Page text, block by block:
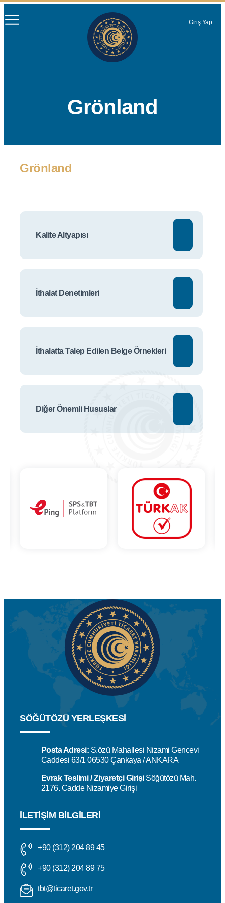
Giriş Yap
Grönland
Kalite Altyapısı
İthalat Denetimleri
İthalatta Talep Edilen Belge Örnekleri
Diğer Önemli Hususlar
Grönland
SÖĞÜTÖZÜ YERLEŞKESİ
Posta Adresi: S.özü Mahallesi Nizami Gencevi
Caddesi 63/1 06530 Çankaya / ANKARA
Evrak Teslimi / Ziyaretçi GirişiSöğütözü Mah.
2176. Cadde Nizamiye Girişi
İLETIŞIM BILGILERI
+90 (312) 204 89 45
+90 (312) 204 89 75
tbt@ticaret.gov.tr